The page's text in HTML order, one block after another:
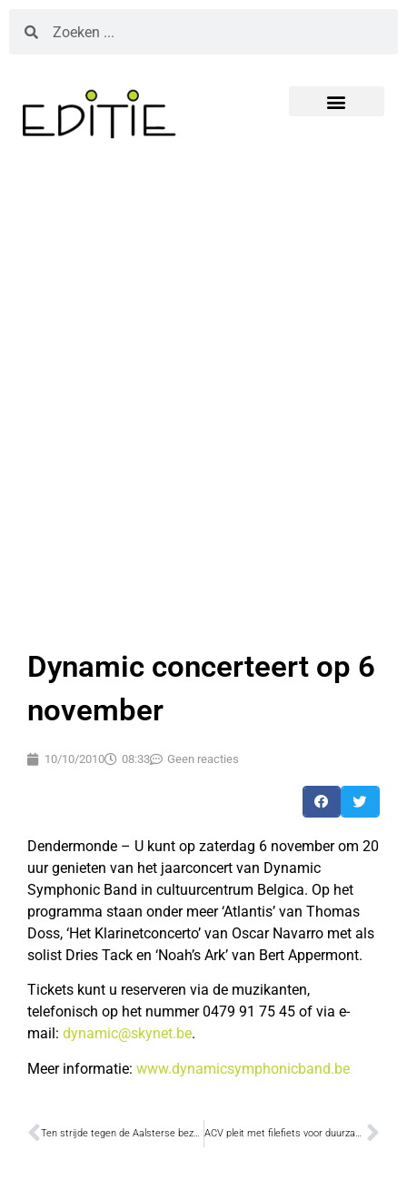
Dynamic concerteert op 6
november
10/10/2010 08:33 Geen reacties
Dendermonde – U kunt op zaterdag 6 november om 20
uur genieten van het jaarconcert van Dynamic
Symphonic Band in cultuurcentrum Belgica. Op het
programma staan onder meer ‘Atlantis’ van Thomas
Doss, ‘Het Klarinetconcerto’ van Oscar Navarro met als
solist Dries Tack en ‘Noah’s Ark’ van Bert Appermont.
Tickets kunt u reserveren via de muzikanten,
telefonisch op het nummer 0479 91 75 45 of via e-
mail: dynamic@skynet.be.
Meer informatie: www.dynamicsymphonicband.be
Ten strijde tegen de Aalsterse bezetter! ACV pleit met filefiets voor duurzaam woon-werkverkeer